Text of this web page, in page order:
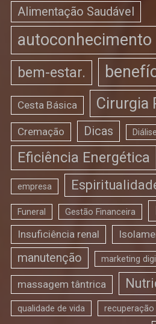
Alimentação Saudável
autoconhecimento
bem-estar.
Cesta Básica Cirurgia
Cremação Dicas Diálise
Eficiência Energética
empresa
Funeral Gestão Financeira
Insuficiência renal
manutenção marketing
massagem tântrica
qualidade de vida recuperação